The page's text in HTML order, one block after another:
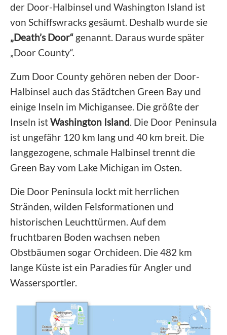
der Door-Halbinsel und Washington Island ist
von Schiffswracks gesäumt. Deshalb wurde sie
„Death’s Door“ genannt. Daraus wurde später
„Door County“.
Zum Door County gehören neben der Door-
Halbinsel auch das Städtchen Green Bay und
einige Inseln im Michigansee. Die größte der
Inseln istWashington Island. Die Door Peninsula
ist ungefähr 120 km lang und 40 km breit. Die
langgezogene, schmale Halbinsel trennt die
Green Bay vom Lake Michigan im Osten.
Die Door Peninsula lockt mit herrlichen
Stränden, wilden Felsformationen und
historischen Leuchttürmen. Auf dem
fruchtbaren Boden wachsen neben
Obstbäumen sogar Orchideen. Die 482 km
lange Küste ist ein Paradies für Angler und
Wassersportler.